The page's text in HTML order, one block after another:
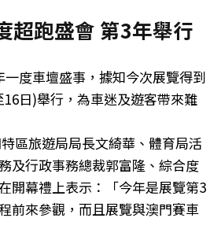
跑盛會 第3年舉行
度車壇盛事，據知今次展覽得到
日)舉行，為車迷及遊客帶來難
區旅遊局局長文綺華、體育局活
及行政事務總裁郭富隆、綜合度
開幕禮上表示：「今年是展覽第3
前來參觀，而且展覽與澳門賽車